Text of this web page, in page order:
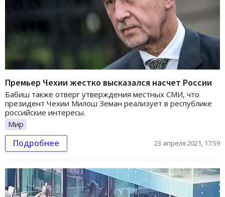
Премьер Чехии жестко высказался насчет России
Бабиш также отверг утверждения местных СМИ, что
президент Чехии Милош Земан реализует в республике
российские интересы.
Мир
Подробнее 23 апреля 2021, 17:59